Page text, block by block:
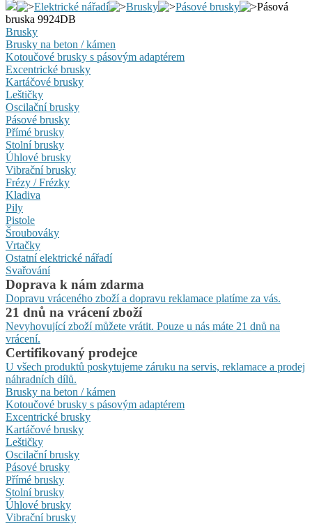
Elektrické nářadí Brusky Pásové brusky
Pásová
bruska 9924DB
Brusky
Brusky na beton / kámen
Kotoučové brusky s pásovým adaptérem
Excentrické brusky
Kartáčové brusky
Leštičky
Oscilační brusky
Pásové brusky
Přímé brusky
Stolní brusky
Úhlové brusky
Vibrační brusky
Frézy / Frézky
Kladiva
Pily
Pistole
Šroubováky
Vrtačky
Ostatní elektrické nářadí
Svařování
Doprava k nám zdarma
Dopravu vráceného zboží a dopravu reklamace platíme za vás.
21 dnů na vrácení zboží
Nevyhovující zboží můžete vrátit. Pouze u nás máte 21 dnů na
vrácení.
Certifikovaný prodejce
U všech produktů poskytujeme záruku na servis, reklamace a prodej
náhradních dílů.
Brusky na beton / kámen
Kotoučové brusky s pásovým adaptérem
Excentrické brusky
Kartáčové brusky
Leštičky
Oscilační brusky
Pásové brusky
Přímé brusky
Stolní brusky
Úhlové brusky
Vibrační brusky